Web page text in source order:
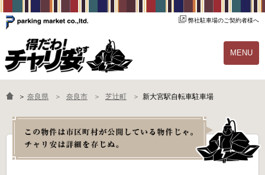
弊社駐車場のご契約者様へ
MENU
物件一覧 ご契約の流れ
よくあるご質問 駐輪場オーナー様へ
＞ 奈良県 奈良市 芝辻町 新大宮駅自転車駐車場